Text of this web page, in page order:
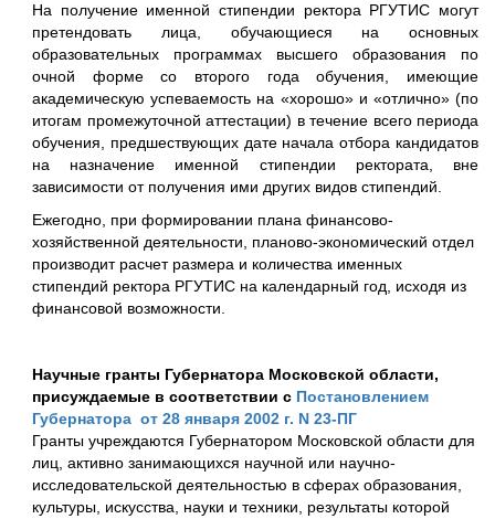
На получение именной стипендии ректора РГУТИС могут
претендовать лица, обучающиеся на основных
образовательных программах высшего образования по
очной форме со второго года обучения, имеющие
академическую успеваемость на «хорошо» и «отлично» (по
итогам промежуточной аттестации) в течение всего периода
обучения, предшествующих дате начала отбора кандидатов
на назначение именной стипендии ректората, вне
зависимости от получения ими других видов стипендий.
Ежегодно, при формировании плана финансово-
хозяйственной деятельности, планово-экономический отдел
производит расчет размера и количества именных
стипендий ректора РГУТИС на календарный год, исходя из
финансовой возможности.
Научные гранты Губернатора Московской области,
присуждаемые в соответствии с Постановлением
Губернатора от 28 января 2002 г. N 23-ПГ
Гранты учреждаются Губернатором Московской области для
лиц, активно занимающихся научной или научно-
исследовательской деятельностью в сферах образования,
культуры, искусства, науки и техники, результаты которой